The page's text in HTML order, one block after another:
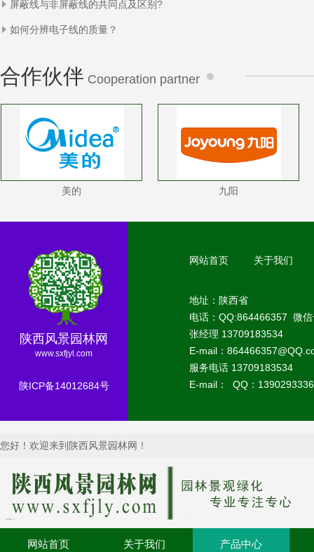
屏蔽线与非屏蔽线的共同点及区别?
如何分辨电子线的质量？
合作伙伴 Cooperation partner
美的 九阳
陕西风景园林网
www.sxfjyl.com
陕ICP备14012684号
网站首页 关于我们
地址：陕西省
电话：QQ:864466357 微
张经理 13709183534
E-mail：
服务电话 13709183534
E-mail： QQ：1390293336
您好！欢迎来到陕西风景园林网！
网站首页 关于我们 产品中心